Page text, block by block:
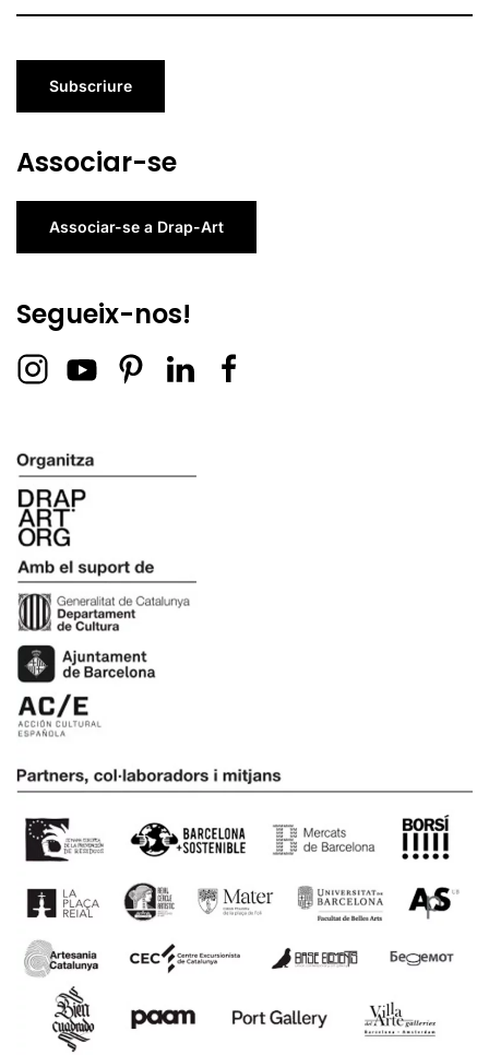
Subscriure
Associar-se
Associar-se a Drap-Art
Segueix-nos!